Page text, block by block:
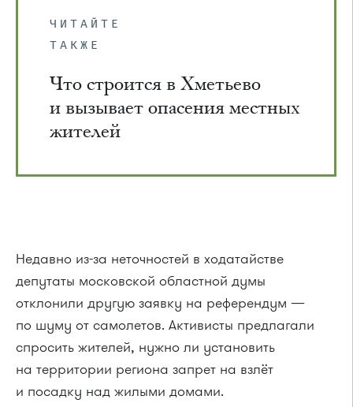
ЧИТАЙТЕ
ТАКЖЕ
Что строится в Хметьево
и вызывает опасения местных
жителей
Недавно из-за неточностей в ходатайстве
депутаты московской областной думы
отклонили другую заявку на референдум —
по шуму от самолетов. Активисты предлагали
спросить жителей, нужно ли установить
на территории региона запрет на взлёт
и посадку над жилыми домами.